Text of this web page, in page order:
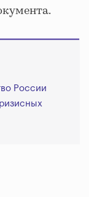
России